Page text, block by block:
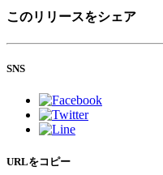
このリリースをシェア
SNS
URLをコピー